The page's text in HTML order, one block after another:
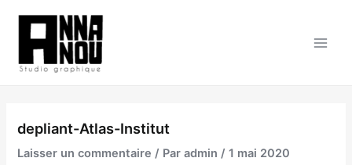
contenu
depliant-Atlas-Institut
Laisser un commentaire / Paradmin/1 mai 2020